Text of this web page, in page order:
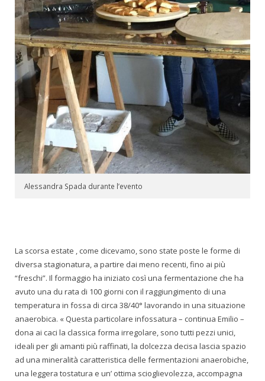
Alessandra Spada durante l’evento
La scorsa estate , come dicevamo, sono state poste le forme di
diversa stagionatura, a partire dai meno recenti, fino ai più
“freschi”. Il formaggio ha iniziato così una fermentazione che ha
avuto una du rata di 100 giorni con il raggiungimento di una
temperatura in fossa di circa 38/40° lavorando in una situazione
anaerobica. « Questa particolare infossatura – continua Emilio –
dona ai caci la classica forma irregolare, sono tutti pezzi unici,
ideali per gli amanti più raffinati, la dolcezza decisa lascia spazio
ad una mineralità caratteristica delle fermentazioni anaerobiche,
una leggera tostatura e un’ ottima scioglievolezza, accompagna